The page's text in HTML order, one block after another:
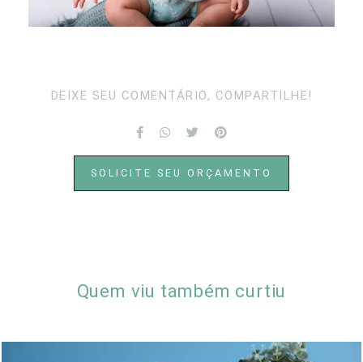
DEIXE SEU COMENTÁRIO, COMPARTILHE!
SOLICITE SEU ORÇAMENTO
Quem viu também curtiu